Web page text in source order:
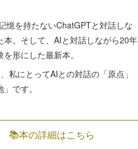
憶を持たないChatGPTと対話しな
本。そして、AIと対話しながら20年
形にした最新本。
私にとってAIとの対話の「原点」
です。
📚本の詳細はこちら